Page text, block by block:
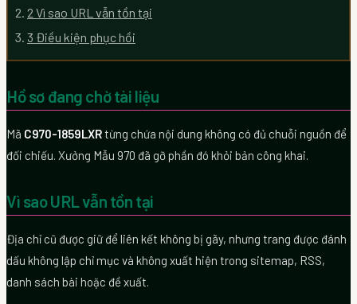
2 Vì sao URL vẫn tồn tại
3 Điều kiện phục hồi
Hồ sơ đang chờ tài liệu
Mã C970-1859LXRtừng chứa nội dung không có đủ chuỗi nguồn để
đối chiếu. Xưởng Mẫu 970 đã gỡ phần đó khỏi bản công khai.
Vì sao URL vẫn tồn tại
Địa chỉ cũ được giữ để liên kết không bị gãy, nhưng trang được đánh
dấu không lập chỉ mục và không xuất hiện trong sitemap, RSS,
danh sách bài hoặc đề xuất.